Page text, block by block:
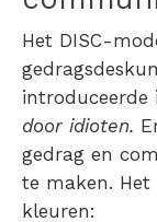
Het DISC-
introduceerde
door idioten.
gedrag en
te maken.
kleuren: